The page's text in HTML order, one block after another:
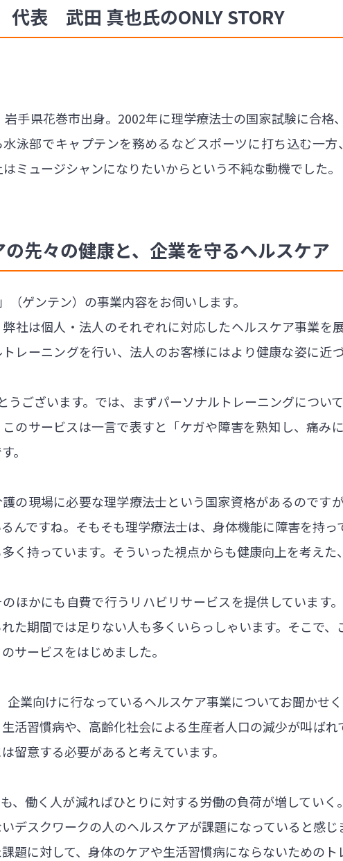
表 武田 真也氏のONLY STORY
岩手県花巻市出身。2002年に理学療法士の国家試験に合
水泳部でキャプテンを務めるなどスポーツに打ち込む一
ミュージシャンになりたいからという不純な動機でした。
の先々の健康と、企業を守るヘルスケア
（ゲンテン）の事業内容をお伺いします。
社は個人・法人のそれぞれに対応したヘルスケア事業を
レーニングを行い、法人のお客様にはより健康な姿に近
うございます。では、まずパーソナルトレーニングについ
のサービスは一言で表すと「ケガや障害を熟知し、痛み
。
の現場に必要な理学療法士という国家資格があるのです
んですね。そもそも理学療法士は、身体機能に障害を持
く持っています。そういった視点からも健康向上を考えた
のほかにも自費で行うリハビリサービスを提供していま
た期間では足りない人も多くいらっしゃいます。そこで
サービスをはじめました。
企業向けに行なっているヘルスケア事業についてお聞かせく
活習慣病や、高齢化社会による生産者人口の減少が叫ば
留意する必要があると考えています。
、働く人が減ればひとりに対する労働の負荷が増してい
デスクワークの人のヘルスケアが課題になっていると感じ
題に対して、身体のケアや生活習慣病にならないための